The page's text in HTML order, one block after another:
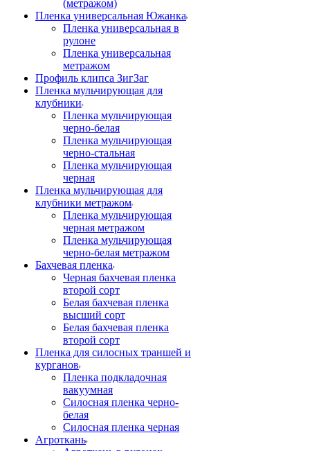
(метражом)
Пленка универсальная Южанка
Пленка универсальная в
рулоне
Пленка универсальная
метражом
Профиль клипса ЗигЗаг
Пленка мульчирующая для
клубники
Пленка мульчирующая
черно-белая
Пленка мульчирующая
черно-стальная
Пленка мульчирующая
черная
Пленка мульчирующая для
клубники метражом
Пленка мульчирующая
черная метражом
Пленка мульчирующая
черно-белая метражом
Бахчевая пленка
Черная бахчевая пленка
второй сорт
Белая бахчевая пленка
высший сорт
Белая бахчевая пленка
второй сорт
Пленка для силосных траншей и
курганов
Пленка подкладочная
вакуумная
Силосная пленка черно-
белая
Силосная пленка черная
Агроткань